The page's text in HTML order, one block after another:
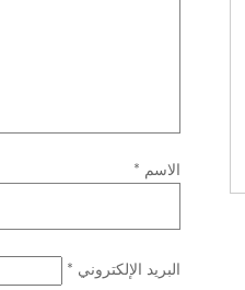
الاسم *
البريد الإلكتروني *